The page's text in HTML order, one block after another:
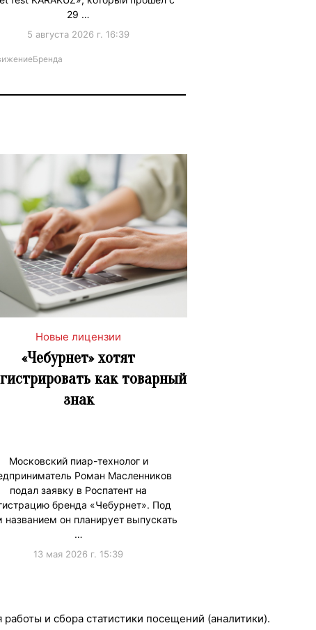
29 …
5 августа 2026 г. 16:39
Новые лицензии
«Чебурнет» хотят
как товарный
знак
Московский пиар-технолог и
Роман Масленников
подал заявку в Роспатент на
бренда «Чебурнет». Под
названием он планирует выпускать
…
13 мая 2026 г. 15:39
и сбора статистики посещений (аналитики).